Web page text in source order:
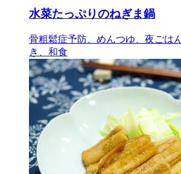
水菜たっぷりのねぎま鍋
骨粗鬆症予防、めんつゆ、夜ごは
き、和食